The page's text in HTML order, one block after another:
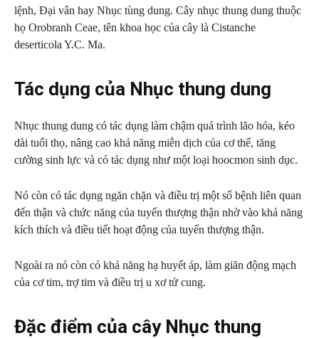
lệnh, Đại vân hay Nhục tùng dung. Cây nhục thung dung thuộc
họ Orobranh Ceae, tên khoa học của cây là Cistanche
deserticola Y.C. Ma.
Tác dụng của Nhục thung dung
Nhục thung dung có tác dụng làm chậm quá trình lão hóa, kéo
dài tuổi thọ, nâng cao khả năng miễn dịch của cơ thể, tăng
cường sinh lực và có tác dụng như một loại hoocmon sinh dục.
Nó còn có tác dụng ngăn chặn và điều trị một số bệnh liên quan
đến thận và chức năng của tuyến thượng thận nhờ vào khả năng
kích thích và điều tiết hoạt động của tuyến thượng thận.
Ngoài ra nó còn có khả năng hạ huyết áp, làm giãn động mạch
của cơ tim, trợ tim và điều trị u xơ tử cung.
Đặc điểm của cây Nhục thung